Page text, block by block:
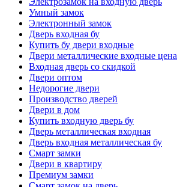
Умный замок
Электронный замок
Дверь входная бу
Купить бу двери входные
Двери металлические входные цена
Входная дверь со скидкой
Двери оптом
Недорогие двери
Производство дверей
Двери в дом
Купить входную дверь бу
Дверь металлическая входная
Дверь входная металлическая бу
Смарт замки
Двери в квартиру
Премиум замки